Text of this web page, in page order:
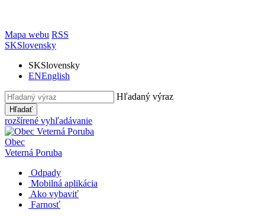
Mapa webu RSS
SKSlovensky
SKSlovensky
ENEnglish
Hľadaný výraz
Hľadať
rozšírené vyhľadávanie
Obec
Veterná Poruba
Odpady
Mobilná aplikácia
Ako vybaviť
Farnosť